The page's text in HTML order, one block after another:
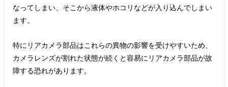
なってしまい、そこから液体やホコリなどが入り込んでしまい
ます。
特にリアカメラ部品はこれらの異物の影響を受けやすいため、
カメラレンズが割れた状態が続くと容易にリアカメラ部品が故
障する恐れがあります。